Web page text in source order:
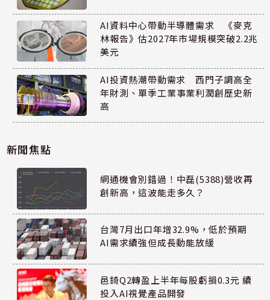
AI資料中心帶動半導體需求 《麥克
林報告》估2027年市場規模突破2.2兆
美元
AI投資熱潮帶動需求 西門子調高全
年財測、單季工業事業利潤創歷史新
高
新聞焦點
網通機會別錯過！中磊(5388)營收再
創新高，這波能走多久？
台灣7月出口年增32.9%，低於預期
AI需求續強但成長動能放緩
邑錡Q2轉盈上半年每股虧損0.3元 續
投入AI視覺產品開發